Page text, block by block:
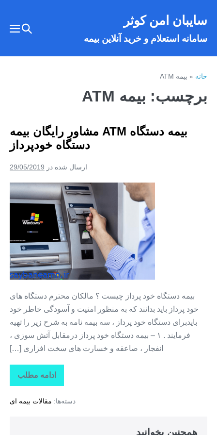
سایبان امن کوثر
سامانه استعلام و خرید آنلاین بیمه
تغییر
خانه»بیمه ATM
برچسب: بیمه ATM
بیمه دستگاه ATM مشاور رایگان بیمه
دستگاه خودپرداز
ارسال شده در 29/05/2019
دستگاه
ATM
مشاور
رایگان
بیمه
دستگاه
خودپرداز
بیمه دستگاه خود پرداز چیست ؟ مالکان محترم دستگاه های
خود پرداز باید بدانند که به منظور امنیت و آسودگی خاطر خود
بایدبرای دستگاه خود پرداز ، سه بیمه نامه به شرح زیر را تهیه
فرمایند . ۱ – بیمه دستگاه خود پرداز درمقابل آتش سوزی ،
انفجار ، صاعقه و خسارت های سخت افزاری […]
ادامه مطلب
بیمه
دستگاه
مشاور
دسته‌ها: مقالات بیمه ای
همچنین بخوانید